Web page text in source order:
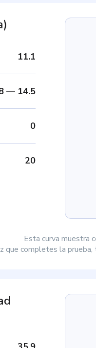
)
11.1
— 14.5
0
20
Esta curva muestra
que completes la